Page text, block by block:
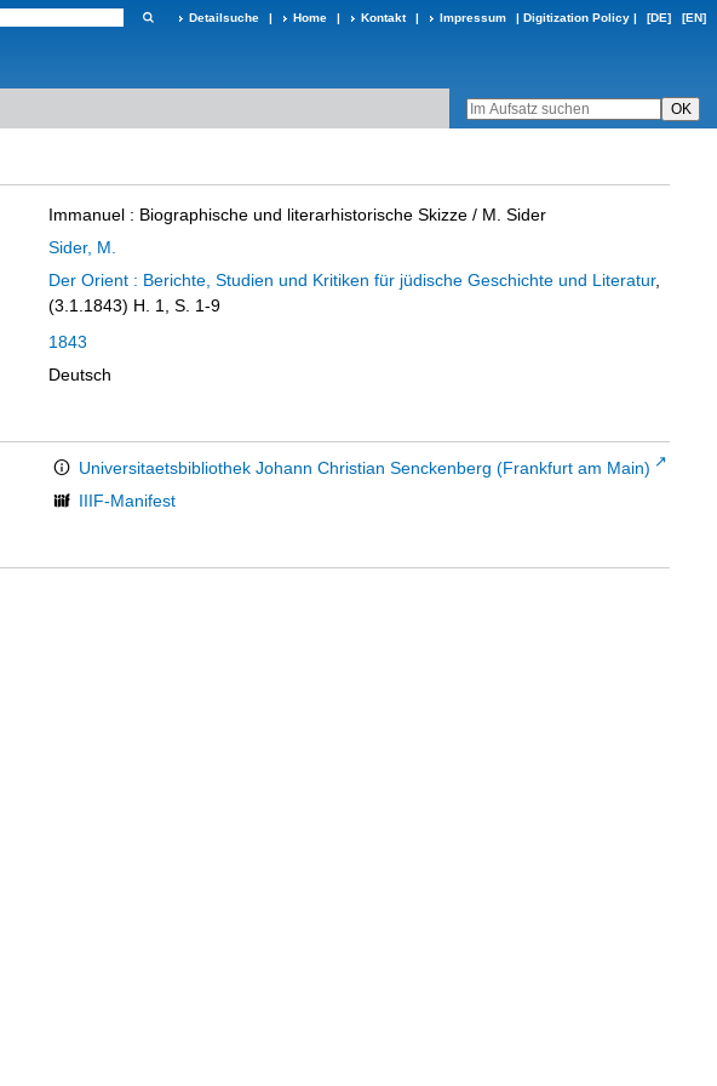
Detailsuche | Home | Kontakt | Impressum | Digitization Policy | [DE] [EN]
Immanuel : Biographische und literarhistorische Skizze / M. Sider
Sider, M.
Der Orient : Berichte, Studien und Kritiken für jüdische Geschichte und Literatur,
(3.1.1843) H. 1, S. 1-9
1843
Deutsch
Universitaetsbibliothek Johann Christian Senckenberg (Frankfurt am Main)
IIIF-Manifest